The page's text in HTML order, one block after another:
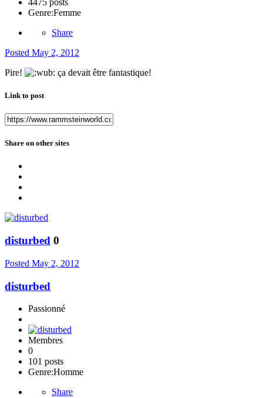
Genre:Femme
Share
Posted May 2, 2012
Pire!
ça devait être fantastique!
Link to post
Share on other sites
disturbed 0
Posted May 2, 2012
disturbed
Passionné
Membres
0
101 posts
Genre:Homme
Share